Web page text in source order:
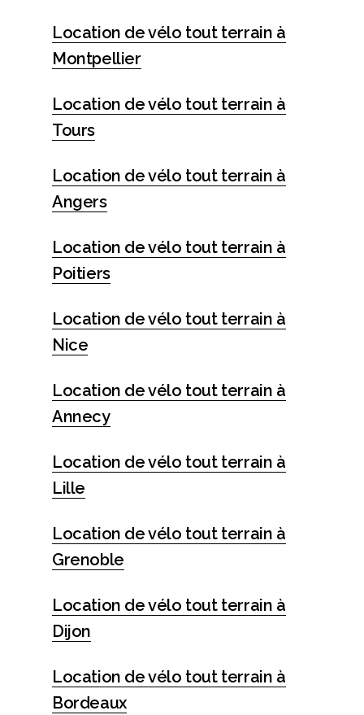
Location de vélo tout terrain à
Montpellier
Location de vélo tout terrain à
Tours
Location de vélo tout terrain à
Angers
Location de vélo tout terrain à
Poitiers
Location de vélo tout terrain à
Nice
Location de vélo tout terrain à
Annecy
Location de vélo tout terrain à
Lille
Location de vélo tout terrain à
Grenoble
Location de vélo tout terrain à
Dijon
Location de vélo tout terrain à
Bordeaux